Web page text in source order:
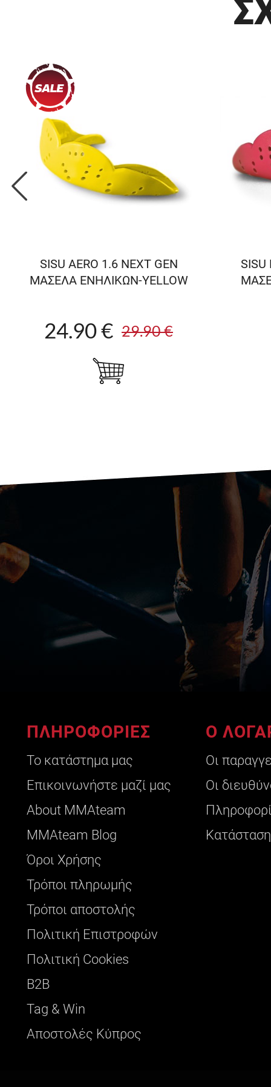
SISU AERO 1.6 NEXT GEN
ΜΑΣΕΛΑ ΕΝΗΛΙΚΩΝ-YELLOW
24.90 € 29.90 €
SISU
ΠΛΗΡΟΦΟΡΙΕΣ
Το κατάστημα μας
Επικοινωνήστε μαζί μας
About ΜΜΑteam
ΜΜΑteam Blog
Όροι Χρήσης
Τρόποι πληρωμής
Τρόποι αποστολής
Πολιτική Επιστροφών
Πολιτική Cookies
B2B
Tag & Win
Αποστολές Κύπρος
Ο
Οι
Οι